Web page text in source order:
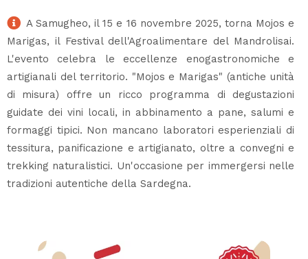
A Samugheo, il 15 e 16 novembre 2025, torna Mojos e
Marigas, il Festival dell'Agroalimentare del Mandrolisai.
L'evento celebra le eccellenze enogastronomiche e
artigianali del territorio. "Mojos e Marigas" (antiche unità
di misura) offre un ricco programma di degustazioni
guidate dei vini locali, in abbinamento a pane, salumi e
formaggi tipici. Non mancano laboratori esperienziali di
tessitura, panificazione e artigianato, oltre a convegni e
trekking naturalistici. Un'occasione per immergersi nelle
tradizioni autentiche della Sardegna.